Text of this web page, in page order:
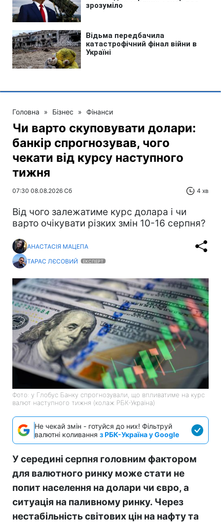
Головна » Бізнес » Фінанси
Чи варто скуповувати долари:
банкір спрогнозував, чого
чекати від курсу наступного
тижня
07:30 08.08.2026 Сб 4 хв
Від чого залежатиме курс долара і чи
варто очікувати різких змін 10-16 серпня?
АНАСТАСІЯ МАЦЕПА
ТАРАС ЛЄСОВИЙ
ЕКСПЕРТ
Фото: у Глобус Банку спрогнозували, що впливатиме на курс
валют наступного тижня (колаж РБК-Україна)
Не чекай змін - готуйся до них! Фільтруй
валютні коливання з РБК-Україна у Google
У середині серпня головним фактором
для валютного ринку може стати не
попит населення на долари чи євро, а
ситуація на паливному ринку. Через
нестабільність світових цін на нафту та